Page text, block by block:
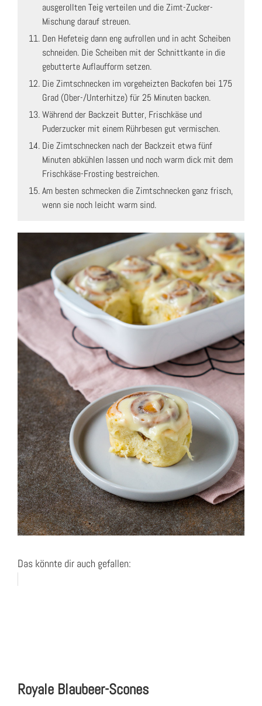
ausgerollten Teig verteilen und die Zimt-Zucker-
Mischung darauf streuen.
Den Hefeteig dann eng aufrollen und in acht Scheiben
schneiden. Die Scheiben mit der Schnittkante in die
gebutterte Auflaufform setzen.
Die Zimtschnecken im vorgeheizten Backofen bei 175
Grad (Ober-/Unterhitze) für 25 Minuten backen.
Während der Backzeit Butter, Frischkäse und
Puderzucker mit einem Rührbesen gut vermischen.
Die Zimtschnecken nach der Backzeit etwa fünf
Minuten abkühlen lassen und noch warm dick mit dem
Frischkäse-Frosting bestreichen.
Am besten schmecken die Zimtschnecken ganz frisch,
wenn sie noch leicht warm sind.
Das könnte dir auch gefallen:
Royale Blaubeer-Scones